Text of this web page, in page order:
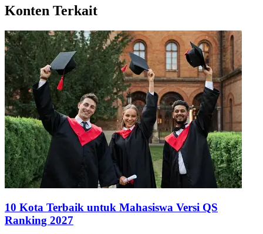
Konten Terkait
10 Kota Terbaik untuk Mahasiswa Versi QS
Ranking 2027